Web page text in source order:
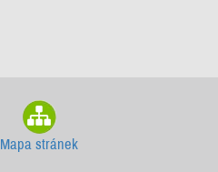
Mapa stránek